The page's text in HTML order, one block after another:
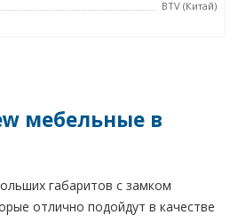
BTV (Китай)
мебельные в
габаритов с замком
отлично подойдут в качестве